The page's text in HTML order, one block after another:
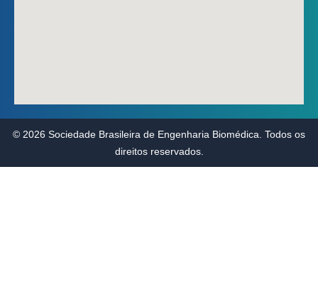
© 2026 Sociedade Brasileira de Engenharia Biomédica. Todos os
direitos reservados.